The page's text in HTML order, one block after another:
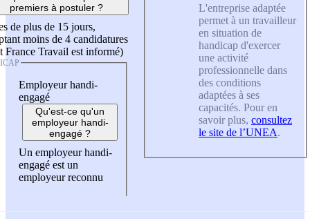
premiers à postuler ?
de plus de 15 jours,
moins de 4 candidatures
France Travail est informé)
Employeur handi-
engagé
Qu'est-ce qu'un
employeur handi-
engagé ?
Un employeur handi-
engagé est un
employeur reconnu
L'entreprise adaptée
permet à un travailleur
en situation de
handicap d'exercer
une activité
professionnelle dans
des conditions
adaptées à ses
capacités. Pour en
savoir plus, consultez
le site de l’UNEA.